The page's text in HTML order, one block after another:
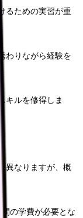
るための実習が重
わりながら経験を
キルを修得しま
異なりますが、概
の学費が必要とな